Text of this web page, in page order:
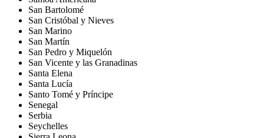
San Bartolomé
San Cristóbal y Nieves
San Marino
San Martín
San Pedro y Miquelón
San Vicente y las Granadinas
Santa Elena
Santa Lucía
Santo Tomé y Príncipe
Senegal
Serbia
Seychelles